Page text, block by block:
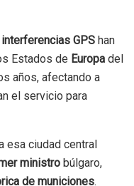
interferencias GPS han
Estados de Europa del
años, afectando a
el servicio para
esa ciudad central
ministro búlgaro,
de municiones.